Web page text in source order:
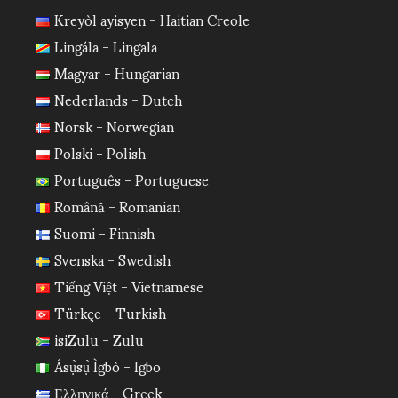
Kreyòl ayisyen - Haitian Creole
Lingála - Lingala
Magyar - Hungarian
Nederlands - Dutch
Norsk - Norwegian
Polski - Polish
Português - Portuguese
Română - Romanian
Suomi - Finnish
Svenska - Swedish
Tiếng Việt - Vietnamese
Türkçe - Turkish
isiZulu - Zulu
Ásụ̀sụ̀ Ìgbò - Igbo